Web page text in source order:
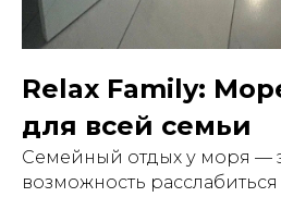
Relax Family:
для всей семьи
Семейный отдых у моря —
возможность